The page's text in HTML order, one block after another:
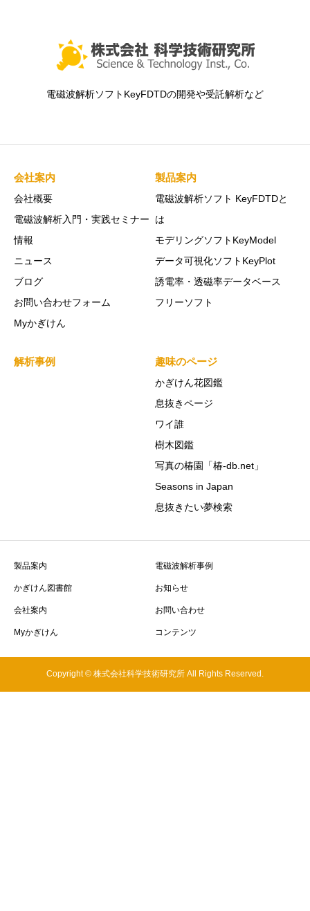
電磁波解析ソフトKeyFDTDの開発や受託解析など
会社案内
会社概要
電磁波解析入門・実践セミナー
情報
ニュース
ブログ
お問い合わせフォーム
Myかぎけん
製品案内
電磁波解析ソフト KeyFDTDと
は
モデリングソフトKeyModel
データ可視化ソフトKeyPlot
誘電率・透磁率データベース
フリーソフト
解析事例 趣味のページ
かぎけん花図鑑
息抜きページ
ワイ誰
樹木図鑑
写真の椿園「椿-db.net」
Seasons in Japan
息抜きたい夢検索
製品案内 電磁波解析事例
かぎけん図書館 お知らせ
会社案内 お問い合わせ
Myかぎけん コンテンツ
Copyright © 株式会社科学技術研究所 All Rights Reserved.